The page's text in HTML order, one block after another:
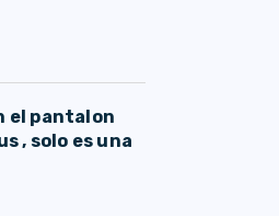
el pantalon
, solo es una